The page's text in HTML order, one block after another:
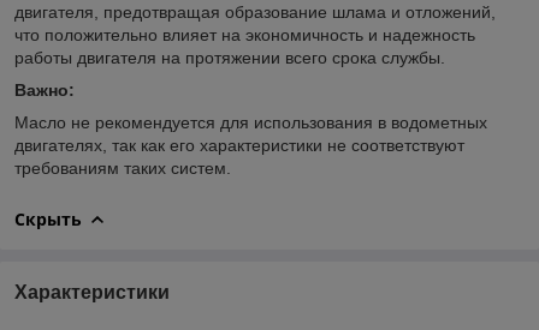
двигателя, предотвращая образование шлама и отложений,
что положительно влияет на экономичность и надежность
работы двигателя на протяжении всего срока службы.
Важно:
Масло не рекомендуется для использования в водометных
двигателях, так как его характеристики не соответствуют
требованиям таких систем.
Скрыть
Характеристики